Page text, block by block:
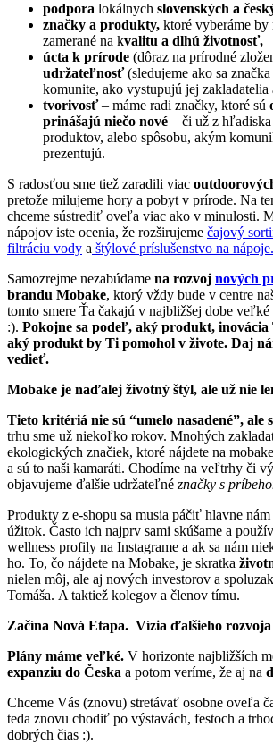
podpora lokálnych slovenských a
značky a produkty, ktoré vyberáme
zamerané na kvalitu a dlhú životnosť,
úcta k prírode (dôraz na prírodné
udržateľnosť(sledujeme ako sa
komunite, ako vystupujú jej zakladatelia
tvorivosť– máme radi značky, ktoré sú
prinášajú niečo nové – či už z hľadiska
produktov, alebo spôsobu, akým
prezentujú.
S radosťou sme tiež zaradili viac
pretože milujeme hory a pobyt v prírode. Na
chceme sústrediť oveľa viac ako v minulosti.
nápojov iste ocenia, že rozširujeme čajový
filtráciu vody a štýlové príslušenstvo na nápoje.
Samozrejme nezabúdame na rozvoj nových
brandu Mobake, ktorý vždy bude v centre
tomto smere Ťa čakajú v najbližšej dobe veľké
:). Pokojne sa podeľ, aký produkt,
aký produkt by Ti pomohol v živote. Daj
vedieť.
Mobake je naďalej životný štýl, ale už nie
Tieto kritériá nie sú “umelo nasadené”, ale
trhu sme už niekoľko rokov. Mnohých
ekologických značiek, ktoré nájdete na
a sú to naši kamaráti. Chodíme na veľtrhy či
objavujeme ďalšie udržateľné značky s
Produkty z e-shopu sa musia páčiť hlavne
úžitok. Často ich najprv sami skúšame a
wellness profily na Instagrame a ak sa nám
ho. To, čo nájdete na Mobake, je skratka
nielen môj, ale aj nových investorov a
Tomáša. A taktiež kolegov a členov tímu.
Začína Nová Etapa. Vízia ďalšieho
Plány máme veľké. V horizonte najbližších
expanziu do Česka a potom veríme, že aj na
Chceme Vás (znovu) stretávať osobne oveľa
teda znovu chodiť po výstavách, festoch a
dobrých čias :).